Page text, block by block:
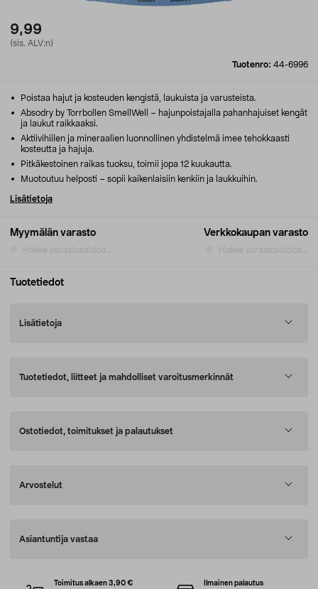
9,99
(sis. ALV:n)
Tuotenro: 44-6996
Myymälän varasto
Hakee varastosaldoa...
Verkkokaupan varasto
Hakee varastosaldoa...
Poistaa hajut ja kosteuden kengistä, laukuista ja varusteista.
Absodry by Torrbollen SmellWell – hajunpoistajalla pahanhajuiset kengät
ja laukut raikkaaksi.
Aktiivihiilen ja mineraalien luonnollinen yhdistelmä imee tehokkaasti
kosteutta ja hajuja.
Pitkäkestoinen raikas tuoksu, toimii jopa 12 kuukautta.
Muotoutuu helposti – sopii kaikenlaisiin kenkiin ja laukkuihin.
Lisätietoja
Tuotetiedot
Lisätietoja
Tuotetiedot, liitteet ja mahdolliset varoitusmerkinnät
Ostotiedot, toimitukset ja palautukset
Arvostelut
Asiantuntija vastaa
Toimitus alkaen 3,90 €
Ilmainen palautus